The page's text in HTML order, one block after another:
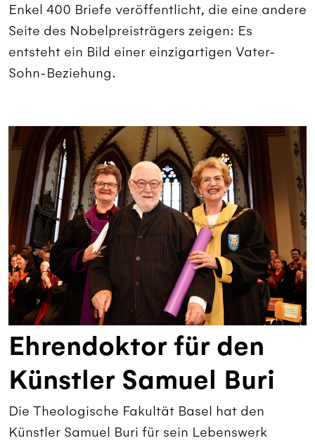
Enkel 400 Briefe veröffentlicht, die eine andere
Seite des Nobelpreisträgers zeigen: Es
entsteht ein Bild einer einzigartigen Vater-
Sohn-Beziehung.
Ehrendoktor für den
Künstler Samuel Buri
Die Theologische Fakultät Basel hat den
Künstler Samuel Buri für sein Lebenswerk